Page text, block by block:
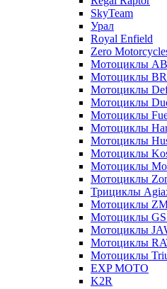
SkyTeam
Урал
Royal Enfield
Zero
Мотоциклы
Мотоциклы
Мотоциклы
Мотоциклы
Мотоциклы
Мотоциклы
Мотоциклы
Мотоциклы
Мотоциклы
Мотоциклы
Трициклы
Мотоциклы
Мотоциклы GS
Мотоциклы
Мотоциклы
Мотоциклы
EXP MOTO
K2R